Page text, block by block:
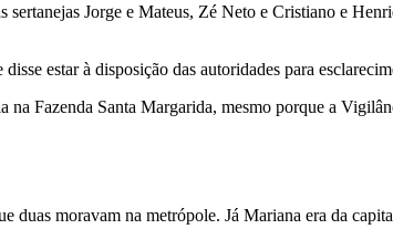
Jorge e Mateus, Zé Neto e Cristiano e
estar à disposição das autoridades para
na Fazenda Santa Margarida, mesmo porque a
duas moravam na metrópole. Já Mariana era da